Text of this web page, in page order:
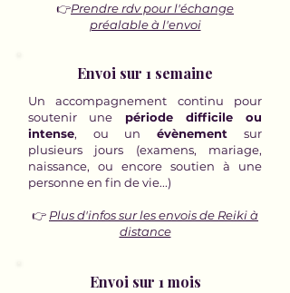
👉Prendre rdv pour l'échange
préalable à l'envoi
Envoi sur 1 semaine
Un accompagnement continu pour
soutenir une période difficile ou
intense, ou un évènement sur
plusieurs jours (examens, mariage,
naissance, ou encore soutien à une
personne en fin de vie...)
👉 Plus d'infos sur les envois de Reiki à
distance
Envoi sur 1 mois